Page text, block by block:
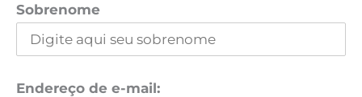
Sobrenome
Endereço de e-mail: